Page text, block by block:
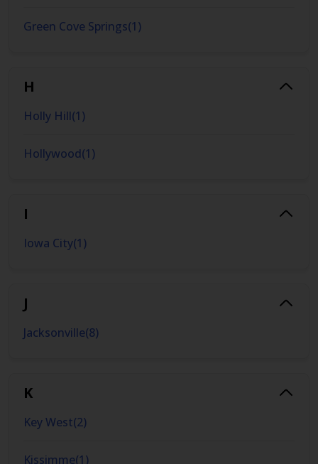
Green Cove Springs(1)
H
Holly Hill(1)
Hollywood(1)
I
Iowa City(1)
J
Jacksonville(8)
K
Key West(2)
Kissimme(1)